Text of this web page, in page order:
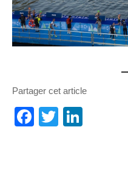
Partager cet article
Facebook
Twitter